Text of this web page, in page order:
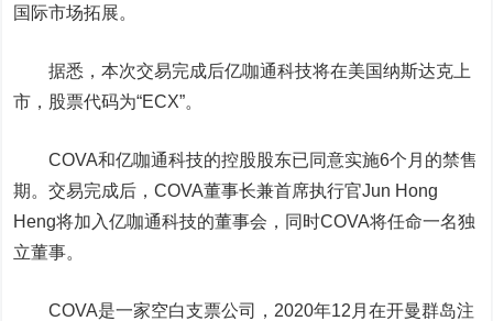
国际市场拓展。
据悉，本次交易完成后亿咖通科技将在美国纳斯达克 上
市，股票代码为“ECX”。
COVA和亿咖通科技的控股股东已同意实施6个月的禁售
期。交易完成后，COVA董事长兼首席执行官Jun Hong
Heng将加入亿咖通科技的董事会，同时COVA将任命一名独
立董事。
COVA是一家空白支票公司，2020年12月在开曼群岛注